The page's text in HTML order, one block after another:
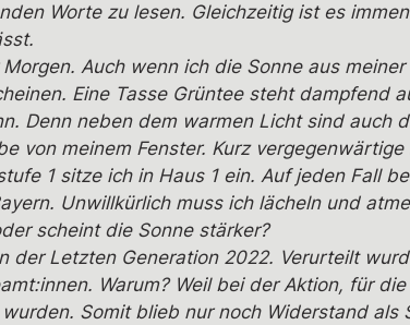
Worte zu lesen. Gleichzeitig ist es
Auch wenn ich die Sonne aus
Eine Tasse Grüntee steht dampfend
Denn neben dem warmen Licht sind auch
von meinem Fenster. Kurz
1 sitze ich in Haus 1 ein. Auf jeden Fall
Unwillkürlich muss ich lächeln und
scheint die Sonne stärker?
der Letzten Generation 2022. Verurteilt
Warum? Weil bei der Aktion, für
Somit blieb nur noch Widerstand